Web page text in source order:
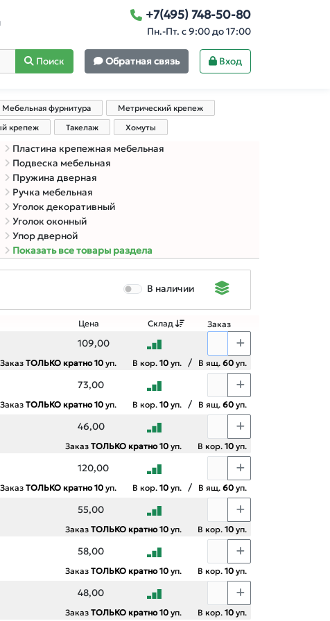
+7(495) 748-50-80
Пн.-Пт. с 9:00 до 17:00
Поиск Обратная связь Вход
Мебельная фурнитура
Метрический крепеж
крепеж Такелаж Хомуты
Пластина крепежная мебельная
Подвеска мебельная
Пружина дверная
Ручка мебельная
Уголок декоративный
Уголок оконный
Упор дверной
Показать все товары раздела
В наличии
Цена Склад Заказ
109,00
Заказ ТОЛЬКО кратно 10 уп. В кор. 10 уп. / В ящ. 60 уп.
73,00
Заказ ТОЛЬКО кратно 10 уп. В кор. 10 уп. / В ящ. 60 уп.
46,00
Заказ ТОЛЬКО кратно 10 уп. В кор. 10 уп.
120,00
Заказ ТОЛЬКО кратно 10 уп. В кор. 10 уп. / В ящ. 60 уп.
55,00
Заказ ТОЛЬКО кратно 10 уп. В кор. 10 уп.
58,00
Заказ ТОЛЬКО кратно 10 уп. В кор. 10 уп.
48,00
Заказ ТОЛЬКО кратно 10 уп. В кор. 10 уп.